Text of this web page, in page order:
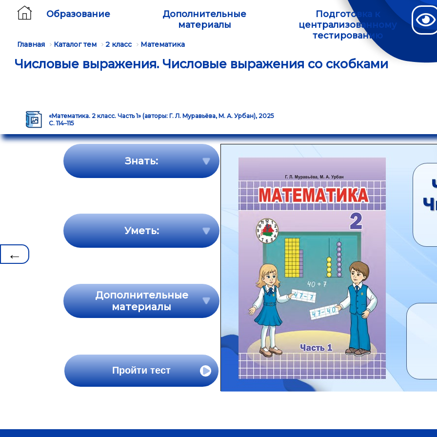
Образование
Дополнительные
материалы
Подготовка к
централизованному
тестированию
Главная Каталог тем 2 класс Математика
Числовые выражения. Числовые выражения со скобками
«Математика. 2 класс. Часть 1» (авторы: Г. Л. Муравьёва, М. А. Урбан), 2025
С. 114–115
←
Знать:
Уметь:
Дополнительные
материалы
Пройти тест